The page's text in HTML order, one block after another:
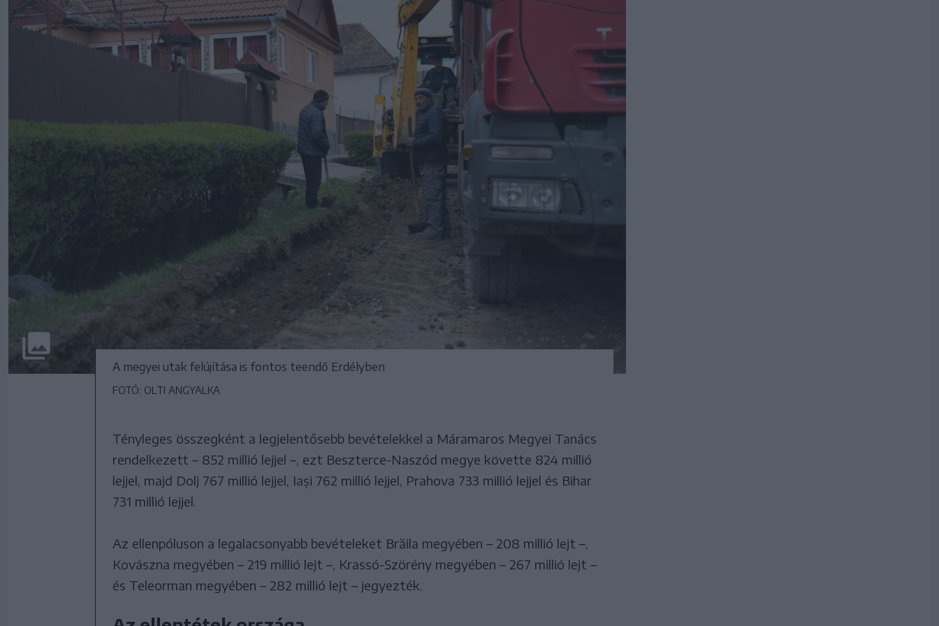
A megyei utak felújítása is fontos teendő Erdélyben
FOTÓ: OLTI ANGYALKA
Tényleges összegként a legjelentősebb bevételekkel a Máramaros Megyei Tanács
rendelkezett – 852 millió lejjel –, ezt Beszterce-Naszód megye követte 824 millió
lejjel, majd Dolj 767 millió lejjel, Iași 762 millió lejjel, Prahova 733 millió lejjel és Bihar
731 millió lejjel.
Az ellenpóluson a legalacsonyabb bevételeket Brăila megyében – 208 millió lejt –,
Kovászna megyében – 219 millió lejt –, Krassó-Szörény megyében – 267 millió lejt –
és Teleorman megyében – 282 millió lejt – jegyezték.